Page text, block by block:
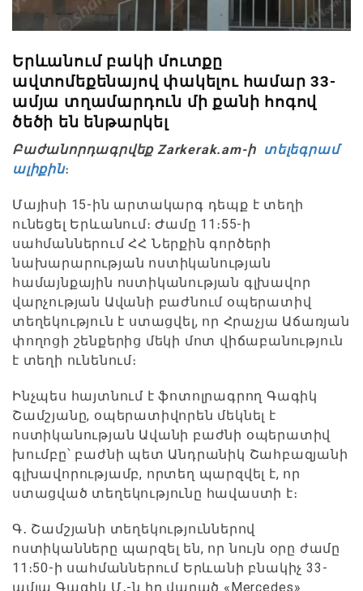
Երևանում բակի մուտքը
ավտոմեքենայով փակելու համար 33-
ամյա տղամարդուն մի քանի հոգով
ծեծի են ենթարկել
Բաժանորդագրվեք Zarkerak.am-ի տելեգրամ
ալիքին։
Մայիսի 15-ին արտակարգ դեպք է տեղի
ունեցել Երևանում։ Ժամը 11։55-ի
սահմաններում ՀՀ Ներքին գործերի
նախարարության ոստիկանության
համայնքային ոստիկանության գլխավոր
վարչության Ավանի բաժնում օպերատիվ
տեղեկություն է ստացվել, որ Հրաչյա Աճառյան
փողոցի շենքերից մեկի մոտ վիճաբանություն
է տեղի ունենում։
Ինչպես հայտնում է ֆոտոլրագրող Գագիկ
Շամշյանը, օպերատիվորեն մեկնել է
ոստիկանության Ավանի բաժնի օպերատիվ
խումբը՝ բաժնի պետ Անդրանիկ Շահբազյանի
գլխավորությամբ, որտեղ պարզվել է, որ
ստացված տեղեկությունը հավաստի է։
Գ․ Շամշյանի տեղեկություններով
ոստիկանները պարզել են, որ նույն օրը ժամը
11։50-ի սահմաններում Երևանի բնակիչ 33-
ամյա Գագիկ Մ․-ն իր վարած «Mercedes»